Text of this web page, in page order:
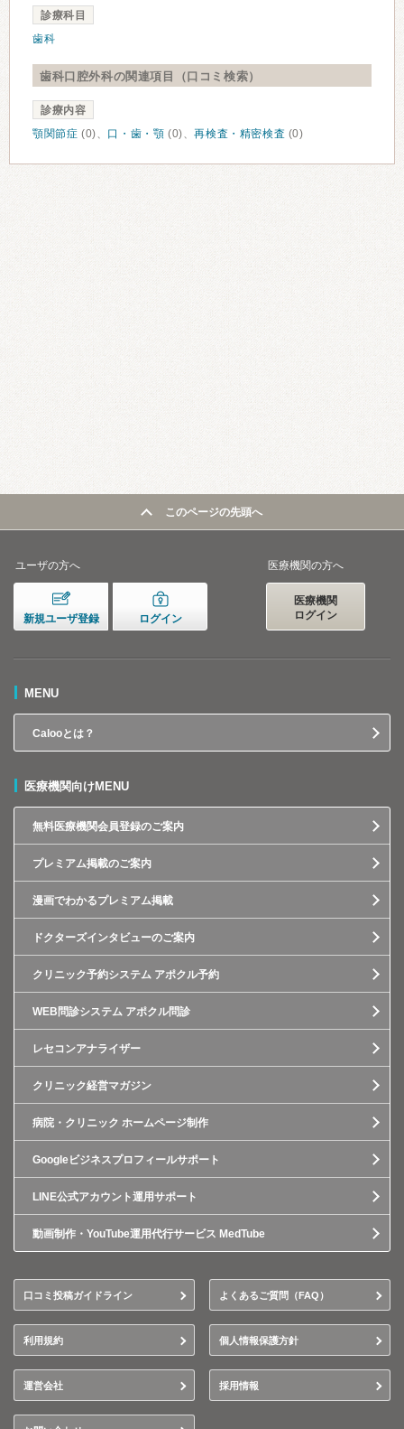
診療科目
歯科
歯科口腔外科の関連項目（口コミ検索）
診療内容
顎関節症 (0)、 口・歯・顎 (0)、再検査・精密検査 (0)
このページの先頭へ
ユーザの方へ
新規ユーザ登録 ログイン
医療機関の方へ
医療機関
ログイン
MENU
Calooとは？
医療機関向けMENU
無料医療機関会員登録のご案内
プレミアム掲載のご案内
漫画でわかるプレミアム掲載
ドクターズインタビューのご案内
クリニック予約システム アポクル予約
WEB問診システム アポクル問診
レセコンアナライザー
クリニック経営マガジン
病院・クリニック ホームページ制作
Googleビジネスプロフィールサポート
LINE公式アカウント運用サポート
動画制作・YouTube運用代行サービス MedTube
口コミ投稿ガイドライン よくあるご質問（FAQ）
利用規約 個人情報保護方針
運営会社 採用情報